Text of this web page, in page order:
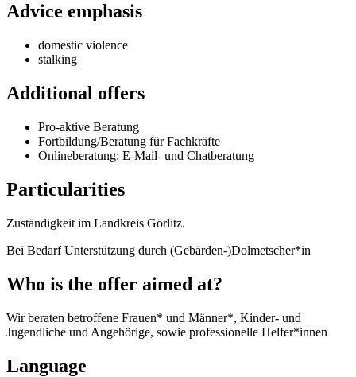
Advice emphasis
domestic violence
stalking
Additional offers
Pro-aktive Beratung
Fortbildung/Beratung für Fachkräfte
Onlineberatung: E-Mail- und Chatberatung
Particularities
Zuständigkeit im Landkreis Görlitz.
Bei Bedarf Unterstützung durch (Gebärden-)Dolmetscher*in
Who is the offer aimed at?
Wir beraten betroffene Frauen* und Männer*, Kinder- und
Jugendliche und Angehörige, sowie professionelle Helfer*innen
Language